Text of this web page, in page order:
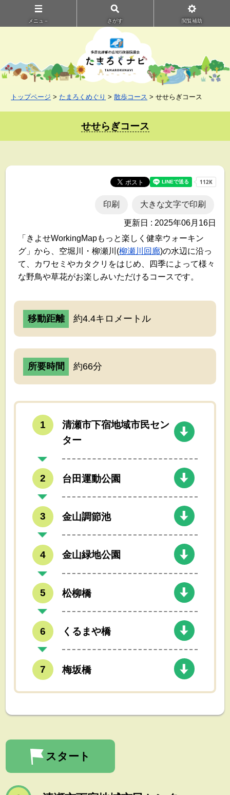
メニュ－ さがす 閲覧補助
トップページ > たまろくめぐり >散歩コース > せせらぎコース
せせらぎコース
印刷 大きな文字で印刷
更新日 : 2025年06月16日
「きよせWorkingMapもっと楽しく健幸ウォーキン
グ」から、空堀川・柳瀬川(柳瀬川回廊)の水辺に沿っ
て、カワセミやカタクリをはじめ、四季によって様々
な野鳥や草花がお楽しみいただけるコースです。
移動距離 約4.4キロメートル
所要時間 約66分
清瀬市下宿地域市民セン
ター
台田運動公園
金山調節池
金山緑地公園
松柳橋
くるまや橋
梅坂橋
スタート